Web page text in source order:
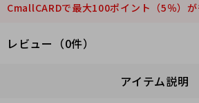
CmallCARDで最大100ポイント（5％）が
レビュー（0件）
アイテム説明